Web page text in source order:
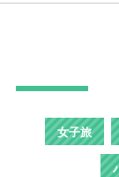
女子旅